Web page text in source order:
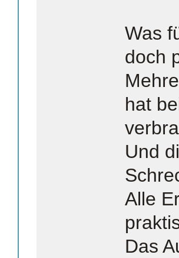
Was
doch
hat
Und
Alle
Das